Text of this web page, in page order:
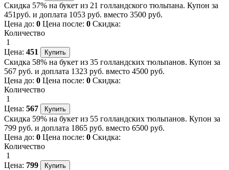
Скидка 57% на букет из 21 голландского тюльпана. Купон за
451руб. и доплата 1053 руб. вместо 3500 руб.
Цена до: 0 Цена после: 0 Скидка:
Количество
1
Цена: 451
Скидка 58% на букет из 35 голландских тюльпанов. Купон за
567 руб. и доплата 1323 руб. вместо 4500 руб.
Цена до: 0 Цена после: 0 Скидка:
Количество
1
Цена: 567
Скидка 59% на букет из 55 голландских тюльпанов. Купон за
799 руб. и доплата 1865 руб. вместо 6500 руб.
Цена до: 0 Цена после: 0 Скидка:
Количество
1
Цена: 799